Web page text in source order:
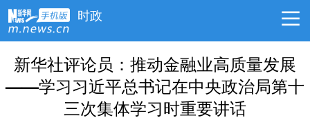
时政
新华社评论员：推动金融业高质量发展
——学习习近平总书记在中央政治局第十
三次集体学习时重要讲话